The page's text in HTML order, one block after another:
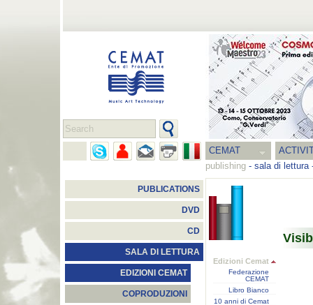
CEMAT
publishing - sala di lettura
PUBLICATIONS
DVD
CD
SALA DI LETTURA
EDIZIONI CEMAT
COPRODUZIONI
Edizioni Cemat
Federazione
CEMAT
Libro Bianco
10 anni di Cemat